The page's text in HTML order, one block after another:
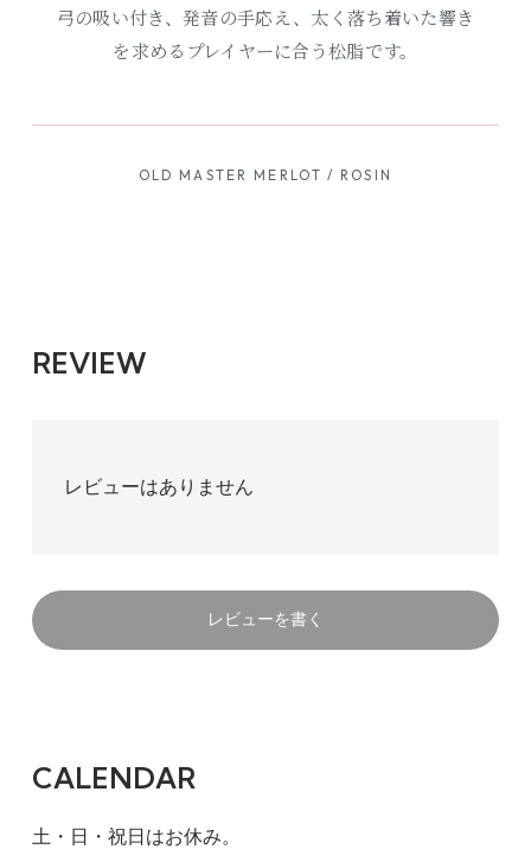
弓の吸い付き、発音の手応え、太く落ち着いた響き
を求めるプレイヤーに合う松脂です。
OLD MASTER MERLOT / ROSIN
REVIEW
レビューはありません
レビューを書く
CALENDAR
土・日・祝日はお休み。